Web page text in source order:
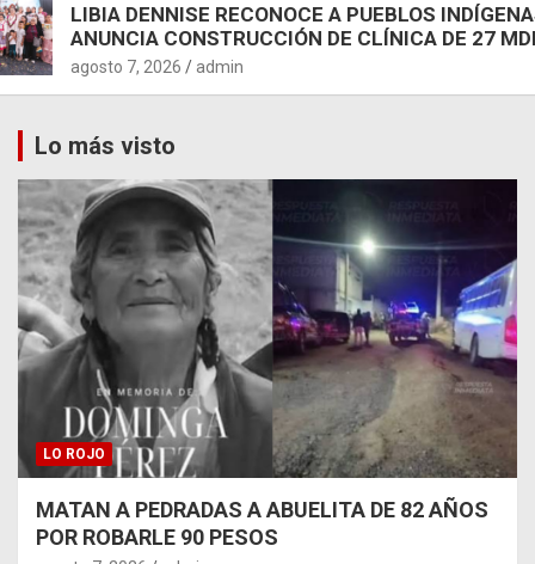
LIBIA DENNISE RECONOCE A PUEBLOS
ANUNCIA CONSTRUCCIÓN DE CLÍNICA DE 27
agosto 7, 2026 admin
Lo más visto
LO ROJO
MATAN A PEDRADAS A ABUELITA DE 82 AÑOS
POR ROBARLE 90 PESOS